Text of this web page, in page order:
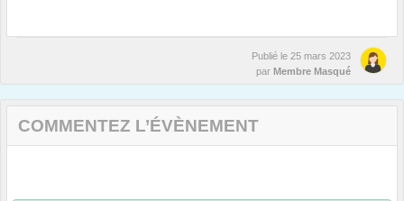
Publié le 25 mars 2023
par Membre Masqué
COMMENTEZ L’ÉVÈNEMENT